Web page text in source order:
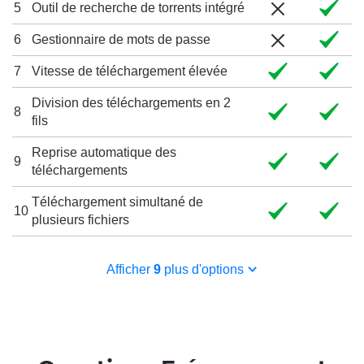
5 Outil de recherche de torrents intégré
6 Gestionnaire de mots de passe
7 Vitesse de téléchargement élevée
8
Division des téléchargements en 2
fils
9
Reprise automatique des
téléchargements
10
Téléchargement simultané de
plusieurs fichiers
Afficher 9 plus d'options